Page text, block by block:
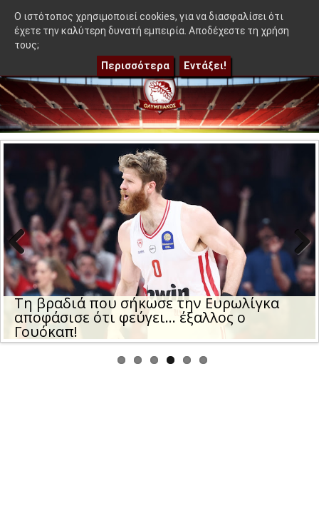
≡ OlympEidisis |
Τη βραδιά που σήκωσε την Ευρωλίγκα
αποφάσισε ότι φεύγει… έξαλλος ο
Γουόκαπ!
Previo
us
Next
και ποιος απογοήτευσε! | Η μέρα και η ώρα της ρεβάνς
O ιστότοπος χρησιμοποιεί cookies, για να διασφαλίσει ότι
έχετε την καλύτερη δυνατή εμπειρία. Αποδέχεστε τη χρήση
τους;
Περισσότερα Εντάξει!